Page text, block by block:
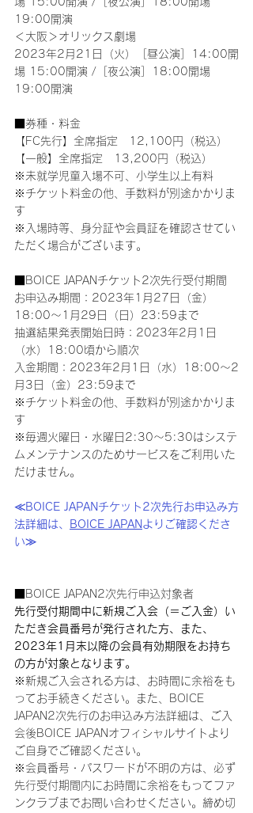
19:00開演
＜大阪＞オリックス劇場
2023年2月21日（火）［昼公演］14:00開
場 15:00開演 /［夜公演］18:00開場
19:00開演
■券種・料金
【FC先行】全席指定　12,100円（税込）
【一般】全席指定　13,200円（税込）
※未就学児童入場不可、小学生以上有料
※チケット料金の他、手数料が別途かかりま
す
※入場時等、身分証や会員証を確認させてい
ただく場合がございます。
■BOICE JAPANチケット2次先行受付期間
お申込み期間：2023年1月27日（金）
18:00～1月29日（日）23:59まで
抽選結果発表開始日時：2023年2月1日
（水）18:00頃から順次
入金期間：2023年2月1日（水）18:00～2
月3日（金）23:59まで
※チケット料金の他、手数料が別途かかりま
す
※毎週火曜日・水曜日2:30～5:30はシステ
ムメンテナンスのためサービスをご利用いた
だけません。
≪BOICE JAPANチケット2次先行お申込み方
法詳細は、
BOICE JAPAN よりご確認くださ
い≫
■BOICE JAPAN2次先行申込対象者
先行受付期間中に新規ご入会（＝ご入金）い
ただき会員番号が発行された方、また、
2023年1月末以降の会員有効期限をお持ち
の方が対象となります。
※新規ご入会される方は、お時間に余裕をも
ってお手続きください。また、BOICE
JAPAN2次先行のお申込み方法詳細は、ご入
会後BOICE JAPANオフィシャルサイトより
ご自身でご確認ください。
※会員番号・パスワードが不明の方は、必ず
先行受付期間内にお時間に余裕をもってファ
ンクラブまでお問い合わせください。締め切